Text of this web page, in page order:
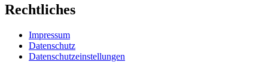
Rechtliches
Impressum
Datenschutz
Datenschutzeinstellungen